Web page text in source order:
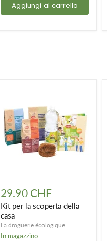
Aggiungi al carrello
per
la
scoperta
della
casa
29.90 CHF
Kit per la scoperta della
casa
La droguerie écologique
In magazzino